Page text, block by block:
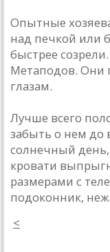
Опытные
над печкой или
быстрее
Метаподов. Они
глазам.
Лучше всего
забыть о нем до
солнечный день,
кровати
размерами с
подоконник,
<